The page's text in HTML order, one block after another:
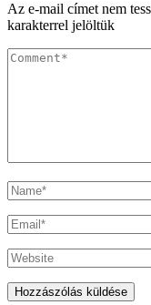
Az e-mail címet nem
karakterrel jelöltük